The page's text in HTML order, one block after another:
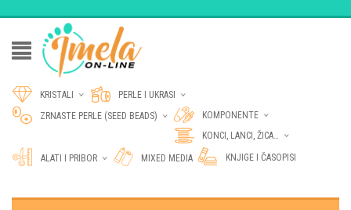
KRISTALI
PERLE I UKRASI
ZRNASTE PERLE (SEED BEADS)
KOMPONENTE
KONCI, LANCI, ŽICA…
ALATI I PRIBOR MIXED MEDIA KNJIGE I ČASOPISI